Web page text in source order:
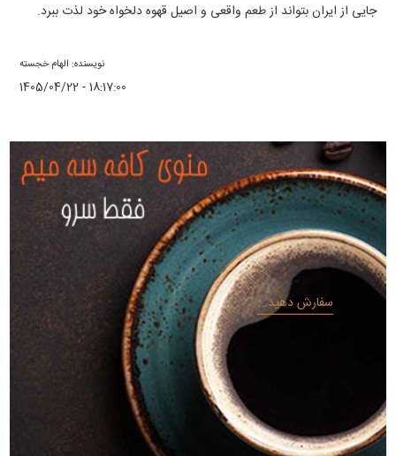
جایی از ایران بتواند از طعم واقعی و اصیل قهوه دلخواه خود لذت ببرد.
نویسنده: الهام خجسته
1405/04/22 - 18:17:00
سفارش دهید...